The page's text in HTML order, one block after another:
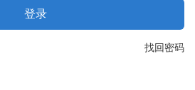
登录
找回密码